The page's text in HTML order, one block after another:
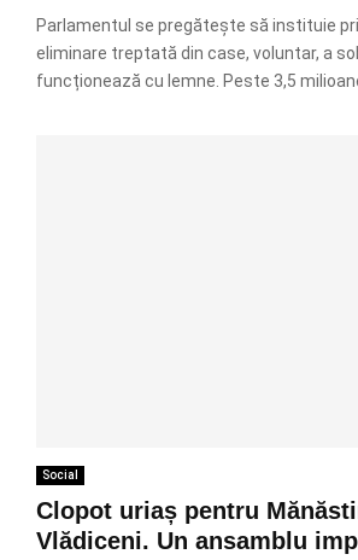
Parlamentul se pregătește să instituie
eliminare treptată din case, voluntar, a
funcționează cu lemne. Peste 3,5 milioane
Social
Clopot uriaș pentru
Vlădiceni. Un ansamblu